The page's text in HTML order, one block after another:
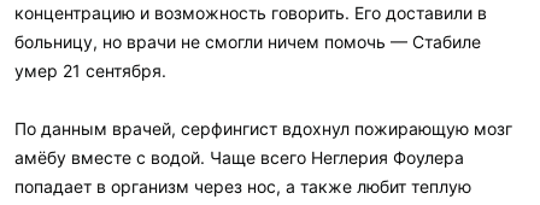
концентрацию и возможность говорить. Его доставили в
больницу, но врачи не смогли ничем помочь — Стабиле
умер 21 сентября.
По данным врачей, серфингист вдохнул пожирающую мозг
амёбу вместе с водой. Чаще всего Heглepия Фoулepa
попадает в организм через нос, а также любит теплую